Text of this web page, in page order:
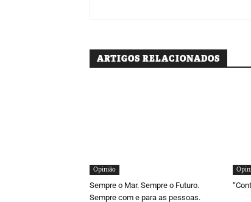
ARTIGOS RELACIONADOS
Opinião
Sempre o Mar. Sempre o Futuro.
Sempre com e para as pessoas.